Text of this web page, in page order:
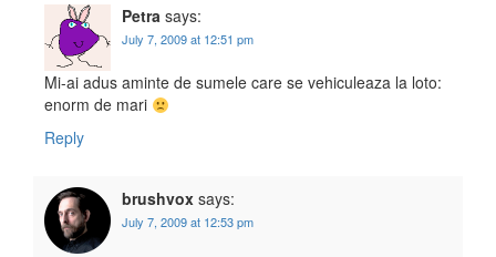
Petra says:
July 7, 2009 at 12:51 pm
Mi-ai adus aminte de sumele care se vehiculeaza la loto:
enorm de mari
Reply
brushvox says:
July 7, 2009 at 12:53 pm